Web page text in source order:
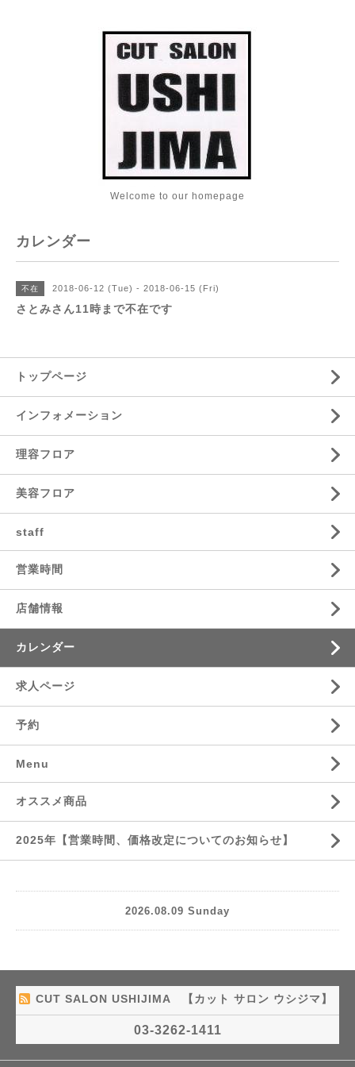
Welcome to our homepage
カレンダー
不在 2018-06-12 (Tue) - 2018-06-15 (Fri)
さとみさん11時まで不在です
トップページ
インフォメーション
理容フロア
美容フロア
staff
営業時間
店舗情報
カレンダー
求人ページ
予約
Menu
オススメ商品
2025年【営業時間、価格改定についてのお知らせ】
2026.08.09 Sunday
CUT SALON USHIJIMA 【カット サロン ウシジマ】
03-3262-1411